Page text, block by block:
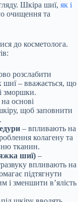
Шкіра шиї, як і
очищення та
до косметолога.
розслабити
шиї – вважається, що
зморшки.
основі
щоб заповнити
– впливають на
колагену та
тканин.
шиї) –
впливають на
підтягнути
і зменшити в’ялість